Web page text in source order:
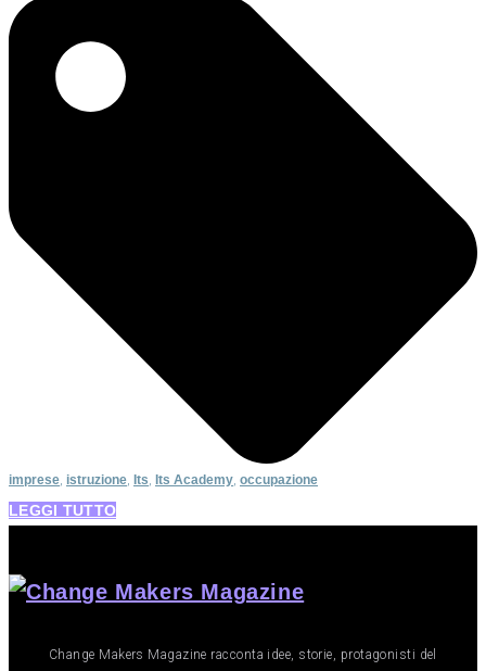
imprese istruzione Its Its Academy occupazione
LEGGI TUTTO
Change Makers Magazine racconta idee, storie, protagonisti del